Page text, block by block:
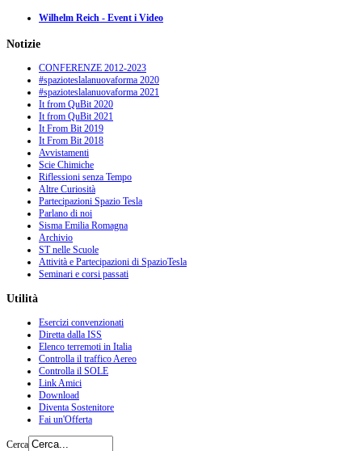
Wilhelm Reich - Event i Video
Notizie
CONFERENZE 2012-2023
#spazioteslalanuovaforma 2020
#spazioteslalanuovaforma 2021
It from QuBit 2020
It from QuBit 2021
It From Bit 2019
It From Bit 2018
Avvistamenti
Scie Chimiche
Riflessioni senza Tempo
Altre Curiosità
Partecipazioni Spazio Tesla
Parlano di noi
Sisma Emilia Romagna
Archivio
ST nelle Scuole
Attività e Partecipazioni di SpazioTesla
Seminari e corsi passati
Utilità
Esercizi convenzionati
Diretta dalla ISS
Elenco terremoti in Italia
Controlla il traffico Aereo
Controlla il SOLE
Link Amici
Download
Diventa Sostenitore
Fai un'Offerta
Cerca